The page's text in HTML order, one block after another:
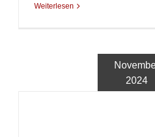
Weiterlesen
2024